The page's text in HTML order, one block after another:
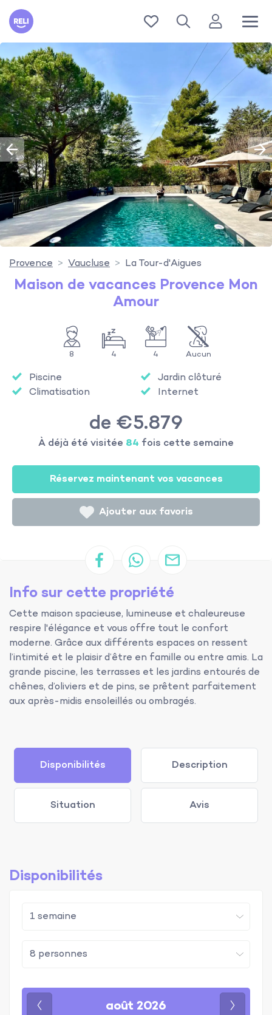
Reli
Provence Vaucluse La Tour-d'Aigues
Maison de vacances Provence Mon
Amour
8 4 4 Aucun
Piscine
Climatisation
Jardin clôturé
Internet
de €5.879
À déjà été visitée 84 fois cette semaine
Réservez maintenant vos vacances
Ajouter aux favoris
Info sur cette propriété
Cette maison spacieuse, lumineuse et chaleureuse
respire l'élégance et vous offre tout le confort
moderne. Grâce aux différents espaces on ressent
l’intimité et le plaisir d’être en famille ou entre amis. La
grande piscine, les terrasses et les jardins entourés de
chênes, d’oliviers et de pins, se prêtent parfaitement
aux après-midis ensoleillés ou ombragés.
Disponibilités Description
Situation Avis
Disponibilités
août 2026